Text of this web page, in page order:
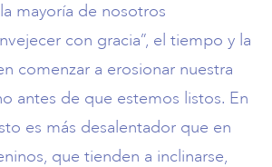
mayoría de nosotros
con gracia”, el tiempo y la
comenzar a erosionar nuestra
antes de que estemos listos. En
es más desalentador que en
que tienden a inclinarse,